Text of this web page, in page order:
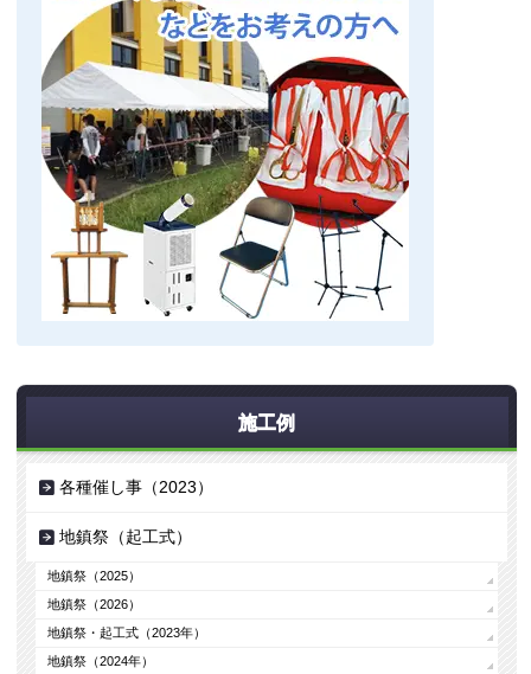
施工例
各種催し事（2023）
地鎮祭（起工式）
地鎮祭（2025）
地鎮祭（2026）
地鎮祭・起工式（2023年）
地鎮祭（2024年）